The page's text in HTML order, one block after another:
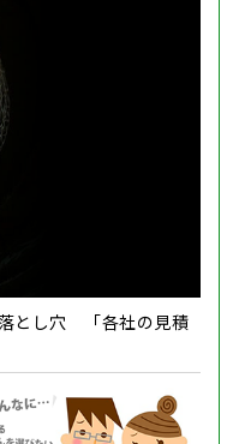
とし穴 「各社の見積